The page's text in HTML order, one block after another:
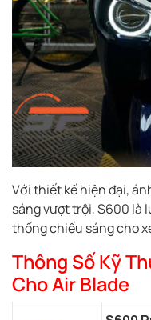
Với thiết kế hiện đại,
sáng vượt trội, S600 là
thống chiếu sáng cho
Thông Số Kỹ
Cho Air Blade